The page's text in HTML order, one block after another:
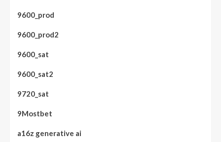
9600_prod
9600_prod2
9600_sat
9600_sat2
9720_sat
9Mostbet
a16z generative ai